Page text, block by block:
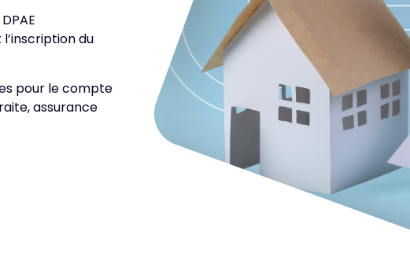
du
pour le compte
assurance